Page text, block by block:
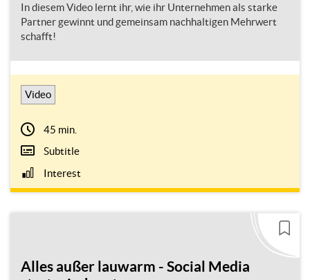
In diesem Video lernt ihr, wie ihr Unternehmen als starke
Partner gewinnt und gemeinsam nachhaltigen Mehrwert
schafft!
Video
45 min.
Subtitle
Interest
Alles außer lauwarm - Social Media